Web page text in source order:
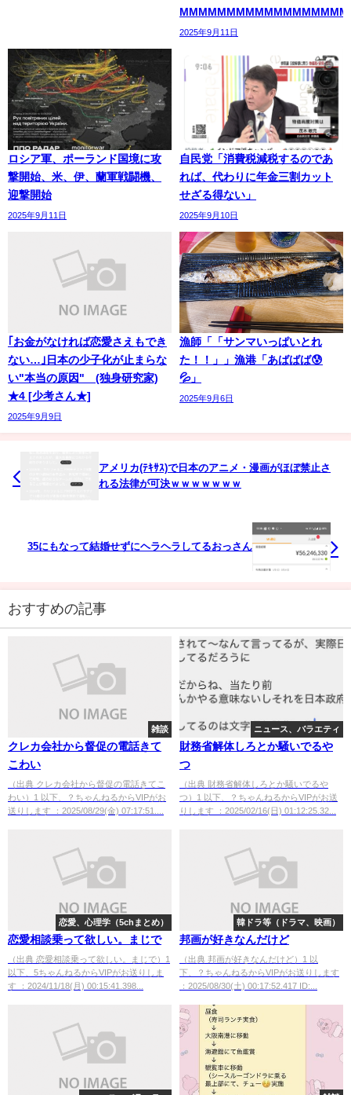
2025年9月11日
ロシア軍、ポーランド国境に攻
撃開始、米、伊、蘭軍戦闘機、
迎撃開始
2025年9月11日
自民党「消費税減税するのであ
れば、代わりに年金三割カット
せざる得ない」
2025年9月10日
｢お金がなければ恋愛さえもでき
ない…｣日本の少子化が止まらな
い"本当の原因" (独身研究家)
★4 [少考さん★]
2025年9月9日
漁師「「サンマいっぱいとれ
た！！」」漁港「あばばば😰
💦」
2025年9月6日
アメリカ(ﾃｷｻｽ)で日本のアニメ・漫画がほぼ禁止さ
れる法律が可決ｗｗｗｗｗｗｗ
35にもなって結婚せずにヘラヘラしてるおっさん
おすすめの記事
雑談
クレカ会社から督促の電話きて
こわい
（出典 クレカ会社から督促の電話きてこ
わい）1 以下、？ちゃんねるからVIPがお
送りします ：2025/08/29(金) 07:17:51....
ニュース、バラエティ
財務省解体しろとか騒いでるや
つ
（出典 財務省解体しろとか騒いでるや
つ）1 以下、？ちゃんねるからVIPがお送
りします ：2025/02/16(日) 01:12:25.32...
恋愛、心理学（5chまとめ）
恋愛相談乗って欲しい。まじで
（出典 恋愛相談乗って欲しい。まじで）1
以下、5ちゃんねるからVIPがお送りしま
す ：2024/11/18(月) 00:15:41.398...
韓ドラ等（ドラマ、映画）
邦画が好きなんだけど
（出典 邦画が好きなんだけど）1 以
下、？ちゃんねるからVIPがお送りします
：2025/08/30(土) 00:17:52.417 ID:...